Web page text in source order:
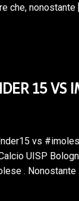
che, nonostante
15 VS
vs
UISP
.